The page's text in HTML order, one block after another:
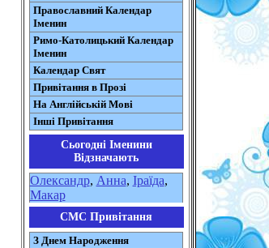
Православний Календар
Іменин
Римо-Католицький Календар
Іменин
Календар Свят
Привітання в Прозі
На Англійській Мові
Інші Привітання
Сьогодні Іменини
Відзначають
Олександр, Анна, Іраїда,
Макар
СМС Привітання
З Днем Народження